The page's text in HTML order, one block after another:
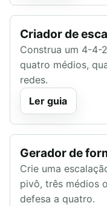
Criador de
Construa um 4-4-
quatro médios,
redes.
Ler guia
Gerador de
Crie uma
pivô, três médios
defesa a quatro.